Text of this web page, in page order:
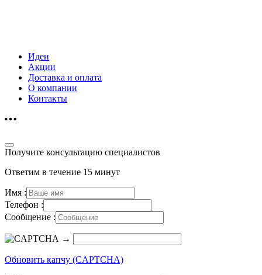
Идеи
Акции
Доставка и оплата
О компании
Контакты
Получите консультацию специалистов
Ответим в течение 15 минут
Имя :
Телефон :
Сообщение :
→
Обновить капчу (CAPTCHA)